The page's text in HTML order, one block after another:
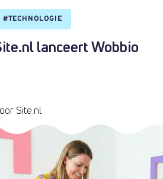
#TECHNOLOGIE
lanceert Wobbio
Site.nl